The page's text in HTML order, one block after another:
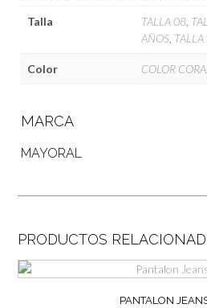
Talla TALLA 08
AÑOS
Color COLOR
MARCA
MAYORAL
PRODUCTOS
PANTALON